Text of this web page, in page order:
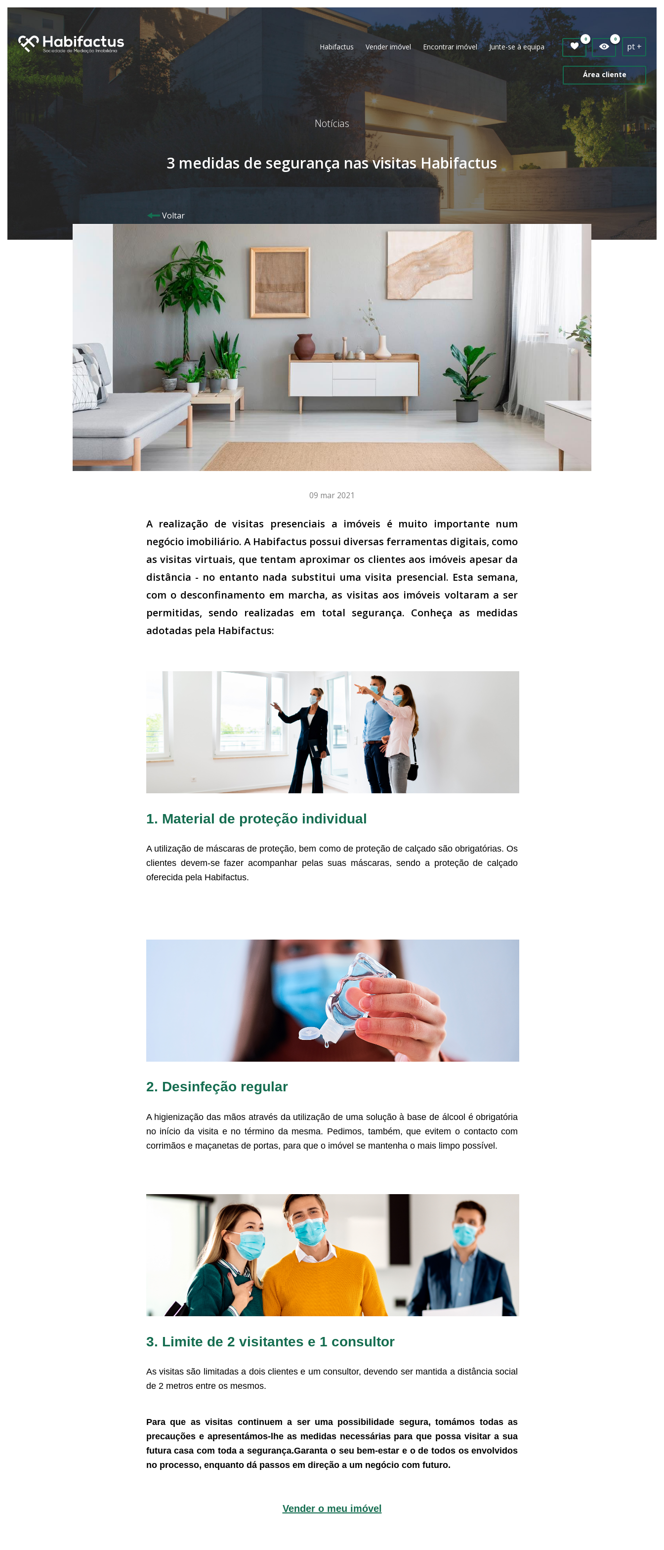
Habifactus Vender imóvel Encontrar imóvel Junte-se à equipa
0 0
Área cliente
pt +
Notícias
Voltar
3 medidas de segurança nas visitas Habifactus
09 mar 2021
A realização de visitas presenciais a imóveis é muito importante num
negócio imobiliário. A Habifactus possui diversas ferramentas digitais, como
as visitas virtuais, que tentam aproximar os clientes aos imóveis apesar da
distância - no entanto nada substitui uma visita presencial. Esta semana,
com o desconfinamento em marcha, as visitas aos imóveis voltaram a ser
permitidas, sendo realizadas em total segurança. Conheça as medidas
adotadas pela Habifactus:
1. Material de proteção individual
A utilização de máscaras de proteção, bem como de proteção de calçado são obrigatórias. Os
clientes devem-se fazer acompanhar pelas suas máscaras, sendo a proteção de calçado
oferecida pela Habifactus.
2. Desinfeção regular
A higienização das mãos através da utilização de uma solução à base de álcool é obrigatória
no início da visita e no término da mesma. Pedimos, também, que evitem o contacto com
corrimãos e maçanetas de portas, para que o imóvel se mantenha o mais limpo possível.
3. Limite de 2 visitantes e 1 consultor
As visitas são limitadas a dois clientes e um consultor, devendo ser mantida a distância social
de 2 metros entre os mesmos.
Para que as visitas continuem a ser uma possibilidade segura, tomámos todas as
precauções e apresentámos-lhe as medidas necessárias para que possa visitar a sua
futura casa com toda a segurança.Garanta o seu bem-estar e o de todos os envolvidos
no processo, enquanto dá passos em direção a um negócio com futuro.
Vender o meu imóvel